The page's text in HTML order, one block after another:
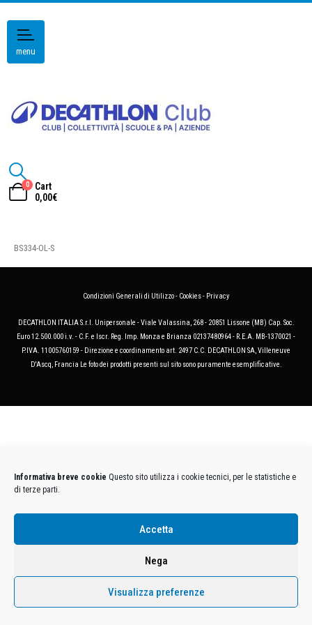
Informativa breve cookie Questo sito utilizza i cookie tecnici, per le statistiche e
di terze parti.
Accetta
Nega
Visualizza preferenze
menu
0
Cart
0,00€
BS334-OL-S
Condizioni Generali di Utilizzo- Cookies- Privacy
DECATHLON ITALIA S.r.l. Unipersonale - Viale Valassina, 268 - 20851 Lissone (MB) Cap. Soc.
Euro 12.500.000 i.v. - C.F. e Iscr. Reg. Imp. Monza e Brianza 02137480964 - R.E.A. MB-1370021 -
P.IVA. 11005760159 - Direzione e coordinamento art. 2497 C.C. DECATHLON SA, Villeneuve
D'Ascq, Francia Le foto dei prodotti presenti sul sito sono puramente esemplificative.